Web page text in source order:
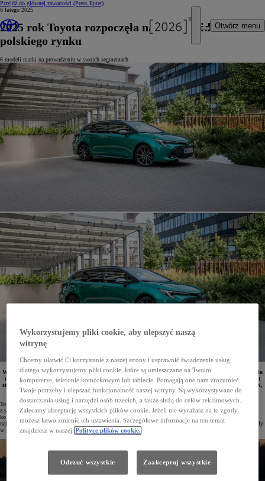
Przejdź do głównej zawartości (Press Enter)
Otwórz menu
6 lutego 2025
2025 rok Toyota rozpoczęła na pozycji lidera
polskiego rynku
6 modeli marki na prowadzeniu w swoich segmentach
W styczniu 2025 roku w Polsce zarejestrowano 9796 osobowych i dostawczych aut Toyoty. Marka była
numerem jeden zarówno wśród firm, jak i klientów indywidualnych. W 10 najpopularniejszych aut
stycznia znalazło się aż 5 modeli Toyoty, a najchętniej wybieranym samochodem była Corolla. Aygo X,
Yaris, Yaris Cross, Corolla, Toyota C-HR i Camry zajęły czołowe pozycje w swoich segmentach.
Toyota po raz kolejny potwierdziła swoją dominującą pozycję na polskim rynku. W styczniu 2025 roku
z salonów wyjechało 9796 osobowych i dostawczych samochodów tej marki (więcej niż w przypadku dwóch
kolejnych konkurentów łącznie). Udział Toyoty w rynku wyniósł 19,9%. Japońska marka cieszyła się
największą popularnością zarówno wśród firm, jak i klientów indywidualnych. Przedsiębiorstwa zarejestrowały
w pierwszych 31 dniach roku 6498 aut, a osoby prywatne – 3298.
Wykorzystujemy pliki cookie, aby ulepszyć naszą
witrynę
Chcemy ułatwić Ci korzystanie z naszej strony i usprawnić świadczenie usług,
dlatego wykorzystujemy pliki cookie, które są umieszczane na Twoim
komputerze, telefonie komórkowym lub tablecie. Pomagają one nam zrozumieć
Twoje potrzeby i ulepszać funkcjonalność naszej witryny. Są wykorzystywane do
dostarczania usług i narzędzi osób trzecich, a także służą do celów reklamowych.
Zalecamy akceptację wszystkich plików cookie. Jeżeli nie wyrażasz na to zgody,
możesz łatwo zmienić ich ustawienia. Szczegółowe informacje na ten temat
znajdziesz w naszej Polityce plików cookie.
Odrzuć wszystkie Zaakceptuj wszystkie